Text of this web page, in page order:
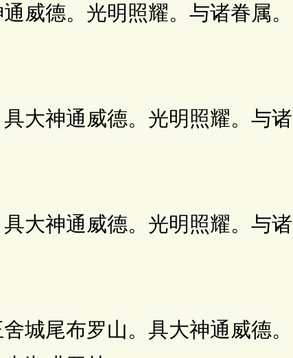
德。光明照耀。与诸眷属。
神通威德。光明照耀。与诸
神通威德。光明照耀。与诸
尾布罗山。具大神通威德。